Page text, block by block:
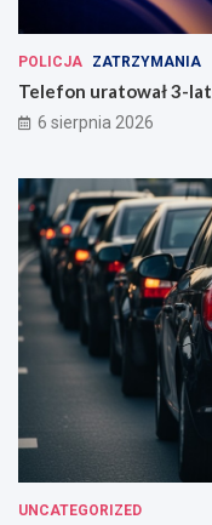
POLICJA ZATRZYMANIA
Telefon uratował 3-
6 sierpnia 2026
UNCATEGORIZED